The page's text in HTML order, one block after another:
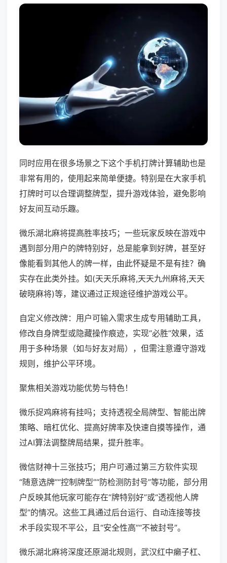
同时应用在很多场景之下这个手机打牌计算辅助也是
非常有用的，使用起来简单便捷。特别是在大家手机
打牌时可以合理调整牌型，提升游戏体验，避免影响
好友间互动乐趣。
微乐湖北麻将提高胜率技巧；一些玩家反映在游戏中
遇到部分用户的牌特别好，总是能拿到好牌，甚至好
像能看到其他人的牌一样，由此怀疑是不是有挂？确
实存在此类外挂。如(天天乐麻将,天天九州麻将,天天
破晓麻将)等，建议通过正规途径维护游戏公平。
自定义修改牌：用户可输入需求生成专用辅助工具，
修改自身牌型或隐藏操作痕迹，实现“必胜”效果，适
用于多种场景（如与好友对局），但需注意遵守游戏
规则，维护公平环境。
聚焦相关游戏功能优势与特色！
微乐捉鸡麻将有挂吗；支持透视全局牌型、智能出牌
策略、暗杠优化、提高好牌率及快速自摸等操作，通
过AI算法调整牌局结果，提升胜率。
微信财神十三张技巧；用户可通过第三方软件实现
“随意选牌”“控制牌型”“防检测防封号”等功能，部分用
户反映其他玩家可能存在“牌特别好”或“透视他人牌
型”的情况。这些工具通过后台运行、自动连接等技
术手段实现不平公，且“安全性高”“不被封号”。
微乐湖北麻将深度还原湖北规则，武汉红中癞子杠、